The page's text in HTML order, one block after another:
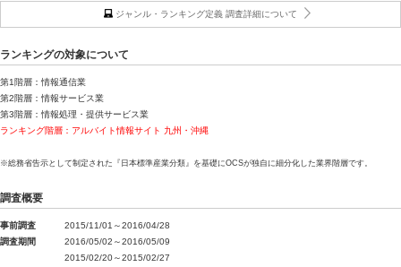
ジャンル・ランキング定義 調査詳細について
ランキングの対象について
第1階層：情報通信業
第2階層：情報サービス業
第3階層：情報処理・提供サービス業
ランキング階層：アルバイト情報サイト 九州・沖縄
※総務省告示として制定された『日本標準産業分類』を基礎にOCSが独自に細分化した業界階層です。
調査概要
事前調査
2015/11/01～2016/04/28
調査期間
2016/05/02～2016/05/09
2015/02/20～2015/02/27